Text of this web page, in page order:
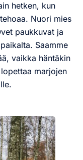
hetken, kun
Nuori mies
paukkuvat ja
Saamme
vaikka häntäkin
marjojen